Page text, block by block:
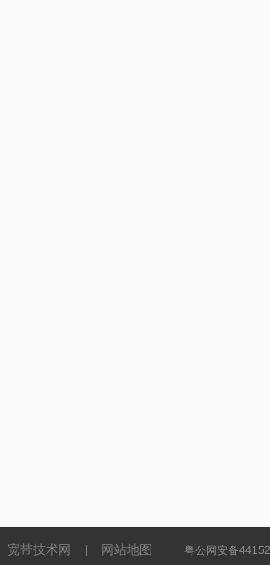
宽带技术网 网站地图 粤公网安备